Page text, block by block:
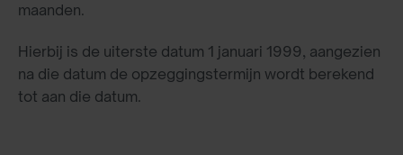
maanden.
Hierbij is de uiterste datum 1 januari 1999, aangezien
na die datum de opzeggingstermijn wordt berekend
tot aan die datum.